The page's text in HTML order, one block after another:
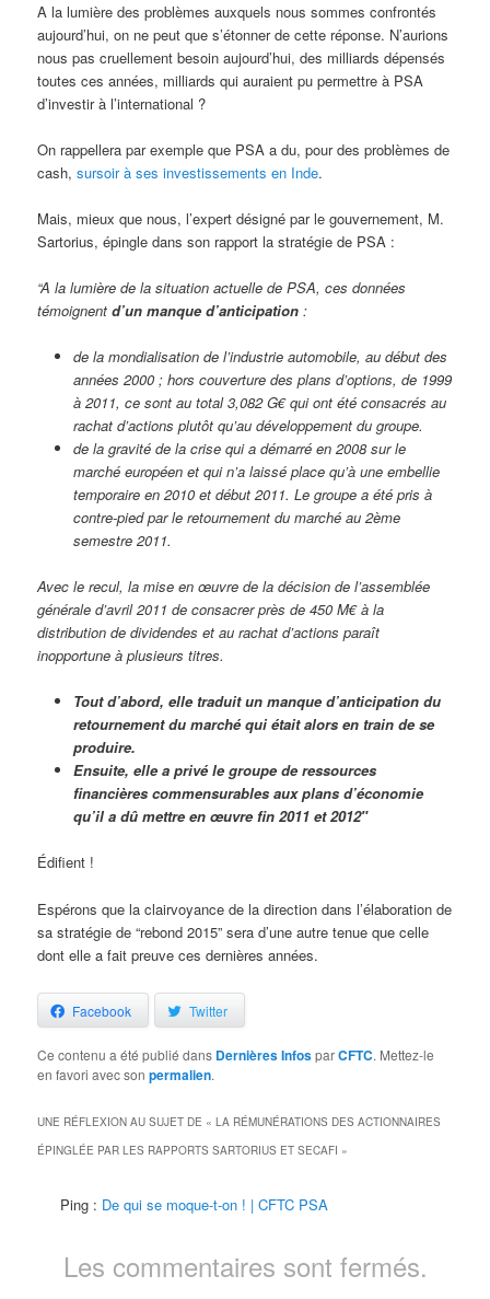
A la lumière des problèmes auxquels nous sommes confrontés
aujourd’hui, on ne peut que s’étonner de cette réponse. N’aurions
nous pas cruellement besoin aujourd’hui, des milliards dépensés
toutes ces années, milliards qui auraient pu permettre à PSA
d’investir à l’international ?
On rappellera par exemple que PSA a du, pour des problèmes de
cash,sursoir à ses investissements en Inde.
Mais, mieux que nous, l’expert désigné par le gouvernement, M.
Sartorius, épingle dans son rapport la stratégie de PSA :
“A la lumière de la situation actuelle de PSA, ces données
témoignentd’un manque d’anticipation :
de la mondialisation de l’industrie automobile, au début des
années 2000 ; hors couverture des plans d’options, de 1999
à 2011, ce sont au total 3,082 G€ qui ont été consacrés au
rachat d’actions plutôt qu’au développement du groupe.
de la gravité de la crise qui a démarré en 2008 sur le
marché européen et qui n’a laissé place qu’à une embellie
temporaire en 2010 et début 2011. Le groupe a été pris à
contre-pied par le retournement du marché au 2ème
semestre 2011.
Avec le recul, la mise en œuvre de la décision de l’assemblée
générale d’avril 2011 de consacrer près de 450 M€ à la
distribution de dividendes et au rachat d’actions paraît
inopportune à plusieurs titres.
Tout d’abord, elle traduit un manque d’anticipation du
retournement du marché qui était alors en train de se
produire.
Ensuite, elle a privé le groupe de ressources
financières commensurables aux plans d’économie
qu’il a dû mettre en œuvre fin 2011 et 2012″
Édifient !
Espérons que la clairvoyance de la direction dans l’élaboration de
sa stratégie de “rebond 2015” sera d’une autre tenue que celle
dont elle a fait preuve ces dernières années.
Facebook Twitter
Ce contenu a été publié dans Dernières InfosparCFTC. Mettez-le
en favori avec sonpermalien.
UNE RÉFLEXION AU SUJET DE «LA RÉMUNÉRATIONS DES ACTIONNAIRES
ÉPINGLÉE PAR LES RAPPORTS SARTORIUS ET SECAFI »
Ping : De qui se moque-t-on ! | CFTC PSA
Les commentaires sont fermés.